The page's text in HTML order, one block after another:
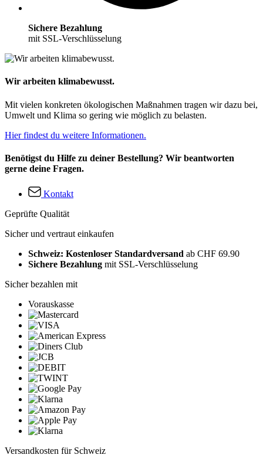
Sichere Bezahlung
mit SSL-Verschlüsselung
Wir arbeiten klimabewusst.
Mit vielen konkreten ökologischen Maßnahmen tragen wir dazu bei,
Umwelt und Klima so gering wie möglich zu belasten.
Hier findest du weitere Informationen.
Benötigst du Hilfe zu deiner Bestellung? Wir beantworten
gerne deine Fragen.
Kontakt
Geprüfte Qualität
Sicher und vertraut einkaufen
Schweiz: Kostenloser Standardversand ab CHF 69.90
Sichere Bezahlung mit SSL-Verschlüsselung
Sicher bezahlen mit
Vorauskasse
Versandkosten für Schweiz